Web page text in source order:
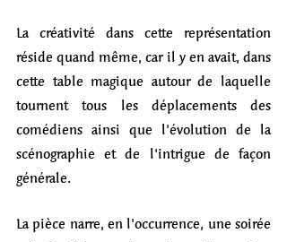
La créativité dans cette représentation
réside quand même, car il y en avait, dans
cette table magique autour de laquelle
tournent tous les déplacements des
comédiens ainsi que l'évolution de la
scénographie et de l'intrigue de façon
générale.
La pièce narre, en l'occurrence, une soirée